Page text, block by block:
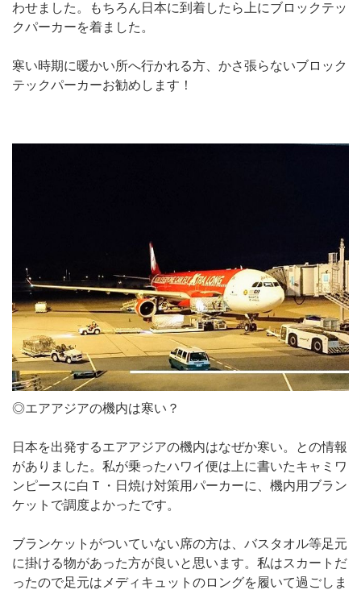
わせました。もちろん日本に到着したら上にブロックテッ
クパーカーを着ました。
寒い時期に暖かい所へ行かれる方、かさ張らないブロック
テックパーカーお勧めします！
◎エアアジアの機内は寒い？
日本を出発するエアアジアの機内はなぜか寒い。との情報
がありました。私が乗ったハワイ便は上に書いたキャミワ
ンピースに白Ｔ・日焼け対策用パーカーに、機内用ブラン
ケットで調度よかったです。
ブランケットがついていない席の方は、バスタオル等足元
に掛ける物があった方が良いと思います。私はスカートだ
ったので足元はメディキュットのロングを履いて過ごしま